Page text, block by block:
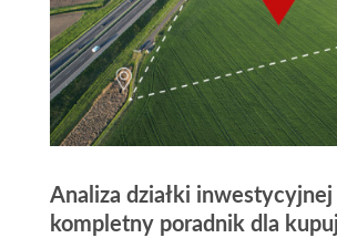
Analiza działki inwestycyjnej
kompletny poradnik dla